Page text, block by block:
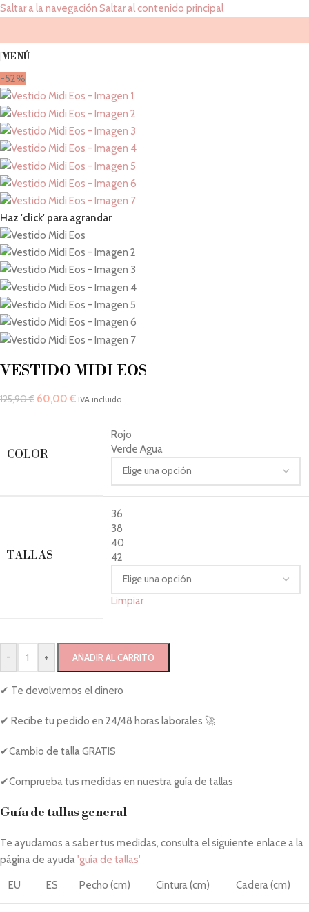
Saltar a la navegación Saltar al contenido principal
MENÚ
-52%
Haz 'click' para agrandar
VESTIDO MIDI EOS
125,90€ 60,00 € IVA incluido
COLOR
Rojo
Verde Agua
TALLAS
36
38
40
42
Limpiar
- + AÑADIR AL CARRITO
✔ Te devolvemos el dinero
✔ Recibe tu pedido en 24/48 horas laborales 🚀
✔Cambio de talla GRATIS
✔Comprueba tus medidas en nuestra guía de tallas
Guía de tallas general
Te ayudamos a saber tus medidas, consulta el siguiente enlace a la
página de ayuda 'guía de tallas'
EU ES Pecho (cm) Cintura (cm) Cadera (cm)